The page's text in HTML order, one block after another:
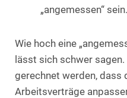
„angemessen“ sein.
Wie hoch eine
lässt sich schwer
gerechnet werden, dass
Arbeitsverträge